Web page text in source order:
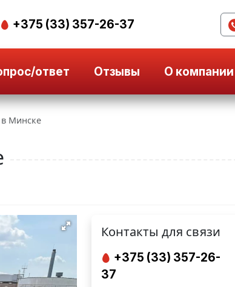
+375 (33) 357-26-37
ответ Отзывы О компании
в Минске
Контакты для связи
+375 (33) 357-26-
37